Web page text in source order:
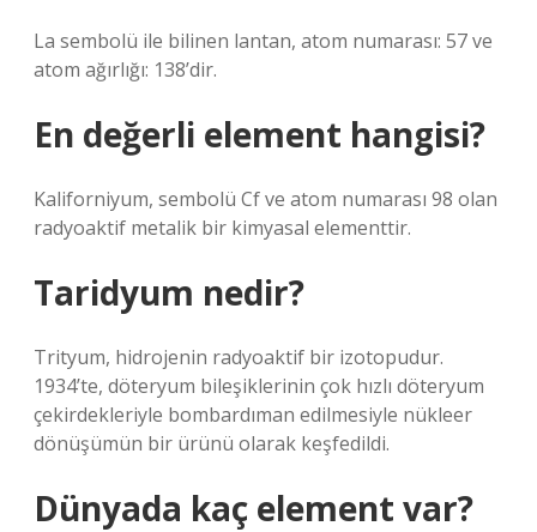
La sembolü ile bilinen lantan, atom numarası: 57 ve
atom ağırlığı: 138’dir.
En değerli element hangisi?
Kaliforniyum, sembolü Cf ve atom numarası 98 olan
radyoaktif metalik bir kimyasal elementtir.
Taridyum nedir?
Trityum, hidrojenin radyoaktif bir izotopudur.
1934’te, döteryum bileşiklerinin çok hızlı döteryum
çekirdekleriyle bombardıman edilmesiyle nükleer
dönüşümün bir ürünü olarak keşfedildi.
Dünyada kaç element var?